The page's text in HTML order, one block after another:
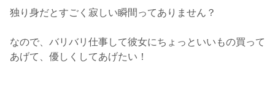
独り身だとすごく寂しい瞬間ってありません？
なので、バリバリ仕事して彼女にちょっといいもの買って
あげて、優しくしてあげたい！